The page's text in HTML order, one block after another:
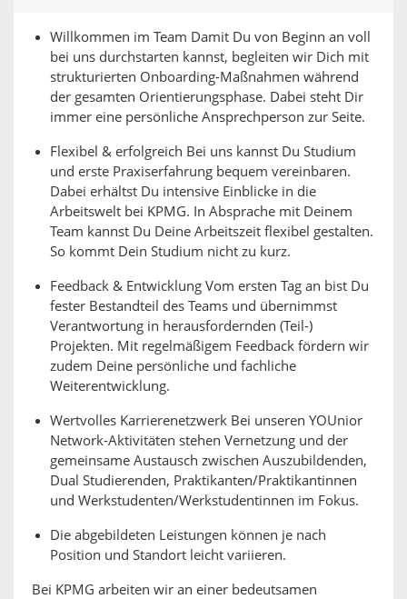
Willkommen im Team Damit Du von Beginn an voll
bei uns durchstarten kannst, begleiten wir Dich mit
strukturierten Onboarding-Maßnahmen während
der gesamten Orientierungsphase. Dabei steht Dir
immer eine persönliche Ansprechperson zur Seite.
Flexibel & erfolgreich Bei uns kannst Du Studium
und erste Praxiserfahrung bequem vereinbaren.
Dabei erhältst Du intensive Einblicke in die
Arbeitswelt bei KPMG. In Absprache mit Deinem
Team kannst Du Deine Arbeitszeit flexibel gestalten.
So kommt Dein Studium nicht zu kurz.
Feedback & Entwicklung Vom ersten Tag an bist Du
fester Bestandteil des Teams und übernimmst
Verantwortung in herausfordernden (Teil-)
Projekten. Mit regelmäßigem Feedback fördern wir
zudem Deine persönliche und fachliche
Weiterentwicklung.
Wertvolles Karrierenetzwerk Bei unseren YOUnior
Network-Aktivitäten stehen Vernetzung und der
gemeinsame Austausch zwischen Auszubildenden,
Dual Studierenden, Praktikanten/Praktikantinnen
und Werkstudenten/Werkstudentinnen im Fokus.
Die abgebildeten Leistungen können je nach
Position und Standort leicht variieren.
Bei KPMG arbeiten wir an einer bedeutsamen